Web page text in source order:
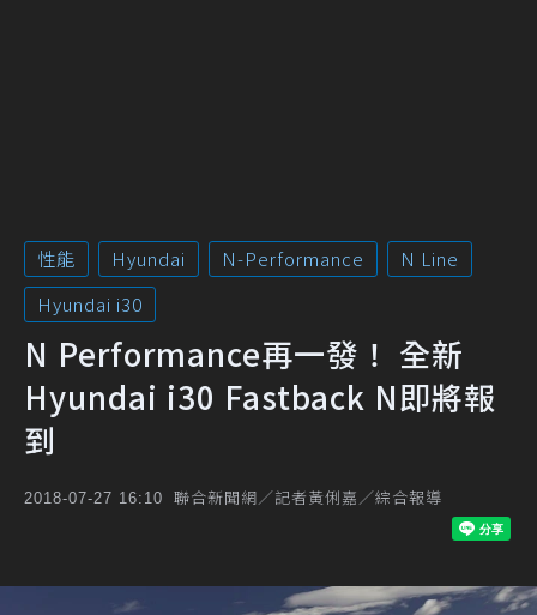
性能 Hyundai N-Performance
N Line
Hyundai i30
N Performance再一發！ 全新
Hyundai i30 Fastback N即將報
到
2018-07-27 16:10 聯合新聞網／記者黃俐嘉／綜合報導